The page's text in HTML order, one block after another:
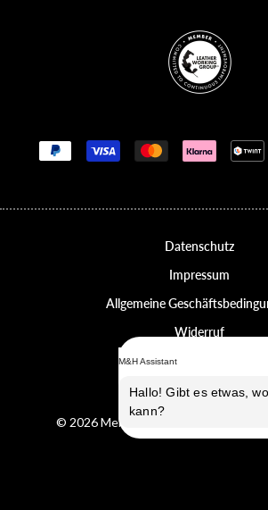
Zahlungsmethoden
Datenschutz
Impressum
Allgemeine
Widerruf
Erklärung zur
Datenschutz-
© 2026 Melvin & Hamilton, alle Rechte